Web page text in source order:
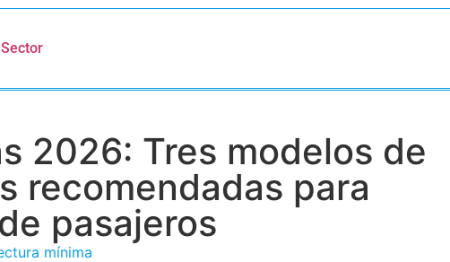
2026: Tres modelos de
recomendadas para
pasajeros
mínima